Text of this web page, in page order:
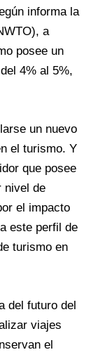
informa la
a
posee un
4% al 5%,
un nuevo
el turismo. Y
que posee
nivel de
el impacto
este perfil de
turismo en
del futuro del
viajes
el